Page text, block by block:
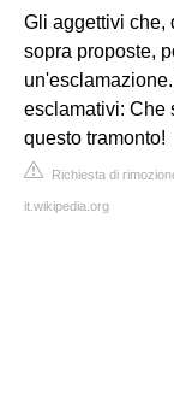
Gli aggettivi che,
sopra proposte,
esclamativi: Che
questo tramonto!
Richiesta di
it.wikipedia.org